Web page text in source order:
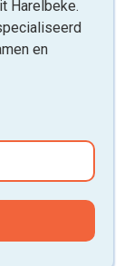
Harelbeke.
en